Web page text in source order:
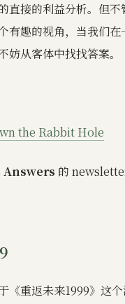
直接的利益分析。但不
有趣的视角，当我们在
妨从客体中找找答案。
the Rabbit Hole
Answers 的
《重返未来1999》这